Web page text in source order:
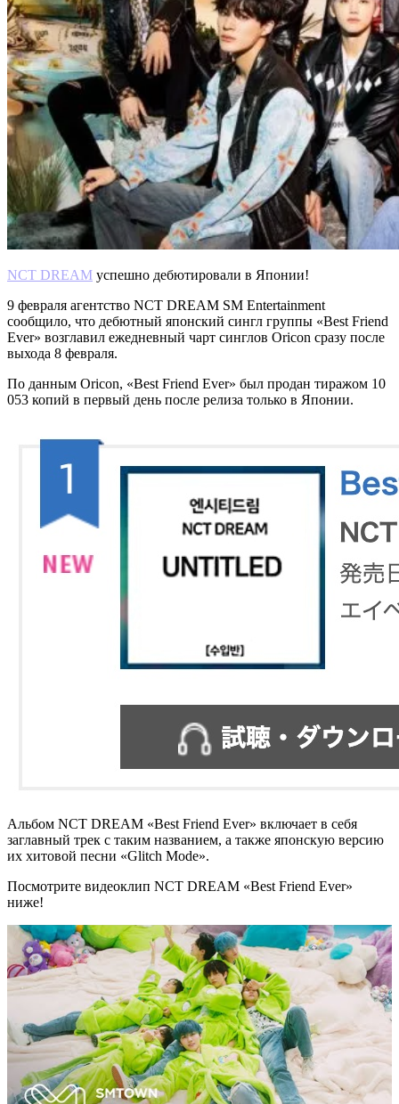
NCT DREAM успешно дебютировали в Японии!
9 февраля агентство NCT DREAM SM Entertainment
сообщило, что дебютный японский сингл группы «Best Friend
Ever» возглавил ежедневный чарт синглов Oricon сразу после
выхода 8 февраля.
По данным Oricon, «Best Friend Ever» был продан тиражом 10
053 копий в первый день после релиза только в Японии.
Альбом NCT DREAM «Best Friend Ever» включает в себя
заглавный трек с таким названием, а также японскую версию
их хитовой песни «Glitch Mode».
Посмотрите видеоклип NCT DREAM «Best Friend Ever»
ниже!